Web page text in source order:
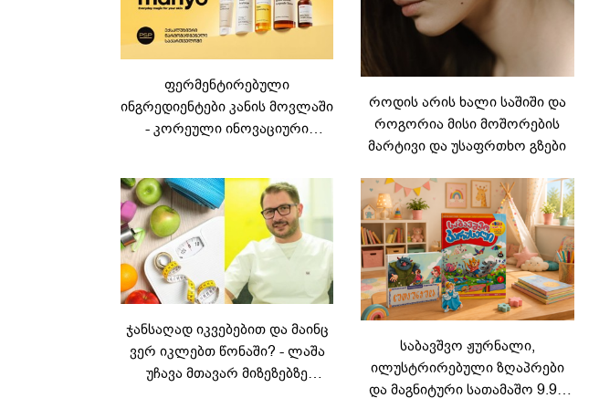
ფერმენტირებული
ინგრედიენტები კანის მოვლაში
- კორეული ინოვაციური
როდის არის ხალი საშიში და
როგორია მისი მოშორების
მარტივი და უსაფრთხო გზები
ჯანსაღად იკვებებით და მაინც
ვერ იკლებთ წონაში? - ლაშა
უჩავა მთავარ მიზეზებზე
საბავშვო ჟურნალი,
ილუსტრირებული ზღაპრები
და მაგნიტური სათამაშო 9.90